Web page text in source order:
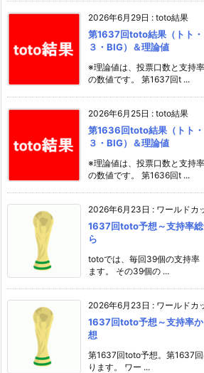
2026年6月29日 : toto結果
第1637回toto結果（トト
３・BIG）＆理論値
※理論値は、投票口数と支持
の数値です。 第1637回t ...
2026年6月25日 : toto結果
第1636回toto結果（トト
３・BIG）＆理論値
※理論値は、投票口数と支持
の数値です。 第1636回t ...
2026年6月23日 : ワールドカ
1637回toto予想～支持率
ら
totoでは、毎回39個の支持率
ます。 その39個の ...
2026年6月23日 : ワールドカ
1637回toto予想～支持率
想
第1637回toto予想。第1637
ります。 ワー ...